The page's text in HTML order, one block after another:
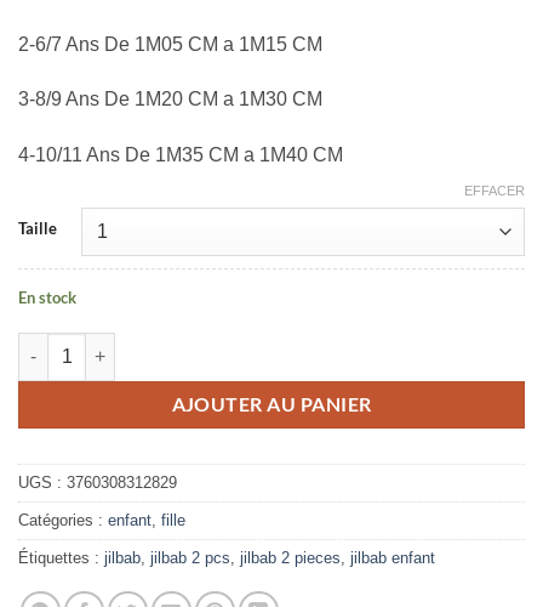
2-6/7 Ans De 1M05 CM a 1M15 CM
3-8/9 Ans De 1M20 CM a 1M30 CM
4-10/11 Ans De 1M35 CM a 1M40 CM
Taille
EFFACER
En stock
quantité de Jilbab Enfant parme Mouhajiroun
AJOUTER AU PANIER
UGS : 3760308312829
Catégories : enfant fille
Étiquettes : jilbab jilbab 2 pcs jilbab 2 pieces jilbab enfant